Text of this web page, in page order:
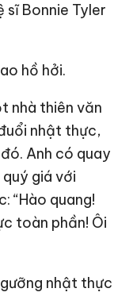
sĩ Bonnie Tyler
hồ hởi.
nhà thiên văn
nhật thực,
Anh có quay
giá với
“Hào quang!
toàn phần! Ôi
nhật thực